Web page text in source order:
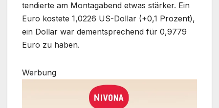
tendierte am Montagabend etwas stärker. Ein
Euro kostete 1,0226 US-Dollar (+0,1 Prozent),
ein Dollar war dementsprechend für 0,9779
Euro zu haben.
Werbung